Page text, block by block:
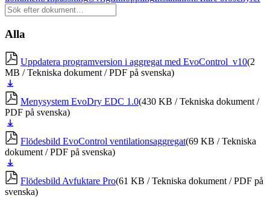
Sök
dokument
Alla
Uppdatera programversion i aggregat med EvoControl_v10(2
MB / Tekniska dokument / PDF på svenska)
ner
Menysystem EvoDry EDC 1.0(430 KB / Tekniska dokument /
PDF på svenska)
ner
Flödesbild EvoControl ventilationsaggregat(69 KB / Tekniska
dokument / PDF på svenska)
ner
Flödesbild Avfuktare Pro(61 KB / Tekniska dokument / PDF på
svenska)